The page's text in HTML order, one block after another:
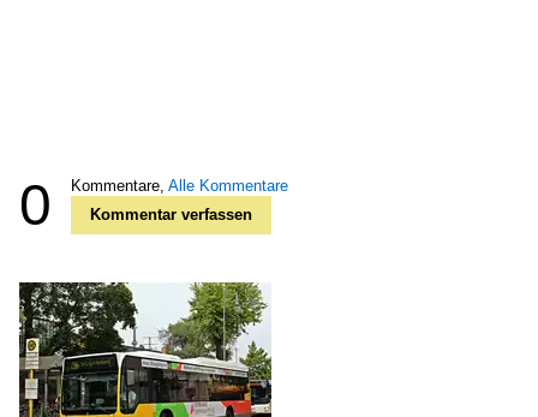
0 Kommentare, Alle Kommentare
Kommentar verfassen